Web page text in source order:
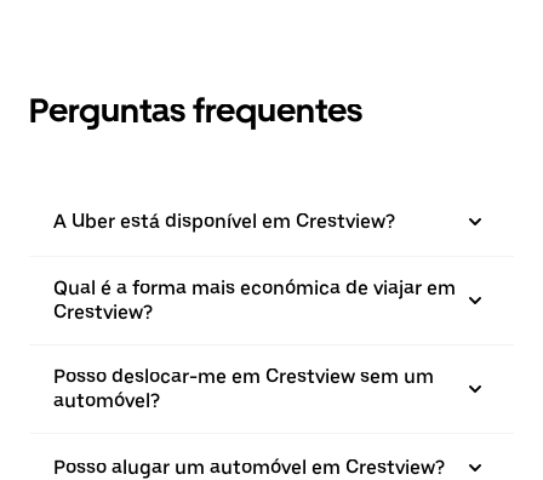
Perguntas frequentes
A Uber está disponível em Crestview?
Qual é a forma mais económica de viajar em
Crestview?
Posso deslocar-me em Crestview sem um
automóvel?
Posso alugar um automóvel em Crestview?